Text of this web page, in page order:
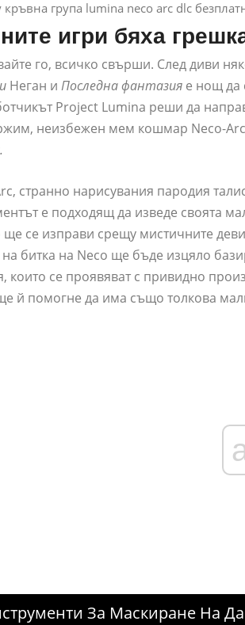
игри бяха
го, всичко свърши. След диви
Неган и Последна фантазия е нощ да
Project Lumina реши да
неизбежен мем кошмар Neco-
странно нарисувания пародия
е подходящ да изведе своята
ще се изправи срещу мистичните
на битка на Neco ще бъде изцяло
които се проявяват с привидно
й помогне да има също толкова
За Маскиране На